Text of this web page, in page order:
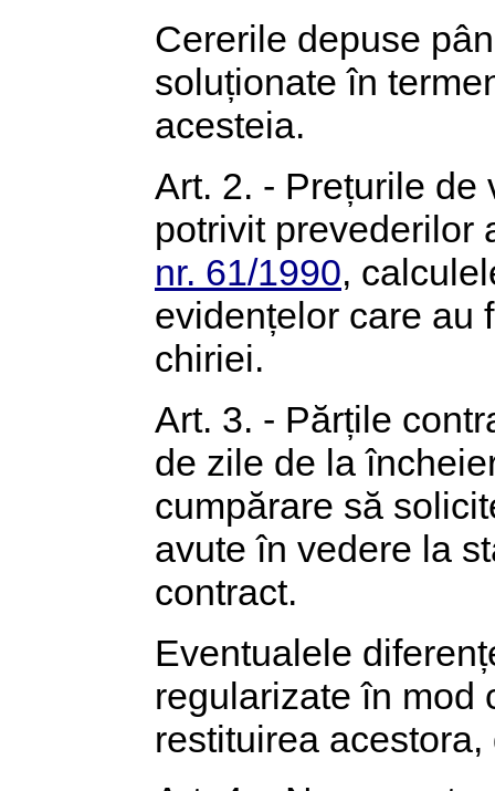
Cererile depuse
soluționate în
acesteia.
Art. 2. - Prețurile de
potrivit prevederilor
nr. 61/1990,
evidențelor care au
chiriei.
Art. 3. - Părțile
de zile de la
cumpărare să
avute în vedere la
contract.
Eventualele
regularizate în mod
restituirea